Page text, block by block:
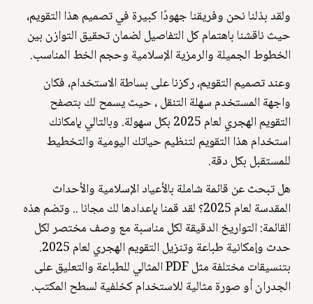
ولقد بذلنا نحن وفريقنا جهودًا كبيرة في تصميم هذا التقويم،
حيث ناقشنا باهتمام كل التفاصيل لضمان تحقيق التوازن بين
الخطوط الجميلة والرمزية الإسلامية وحجم الخط المناسب.
وعند تصميم التقويم، ركزنا على بساطة الاستخدام، فكان
واجهة المستخدم سهلة التنقل ، حيث يسمح لك بتصفح
التقويم الهجري لعام 2025 بكل سهولة. وبالتالي بإمكانك
استخدام هذا التقويم لتنظيم حياتك اليومية والتخطيط
للمستقبل بكل دقة.
هل تبحث عن قائمة شاملة بالأعياد الإسلامية والأحداث
المقدسة لعام 2025؟ لقد قمنا بإعدادها لك مجانا .. وتضم هذه
القائمة: التواريخ الدقيقة لكل مناسبة مع وصف مختصر لكل
حدث وإمكانية طباعة وتنزيل التقويم الهجري لعام 2025.
بتنسيقات مختلفة مثل PDF المثالي للطباعة والتعليق على
الجدران أو صورة مثالية للاستخدام كخلفية لسطح المكتب.